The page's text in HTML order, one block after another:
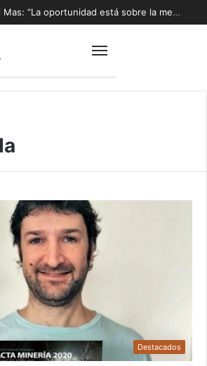
Biministro Daniel Mas: “La oportunidad está sobre la mesa y tenemos que aprovecharla”
Destacados